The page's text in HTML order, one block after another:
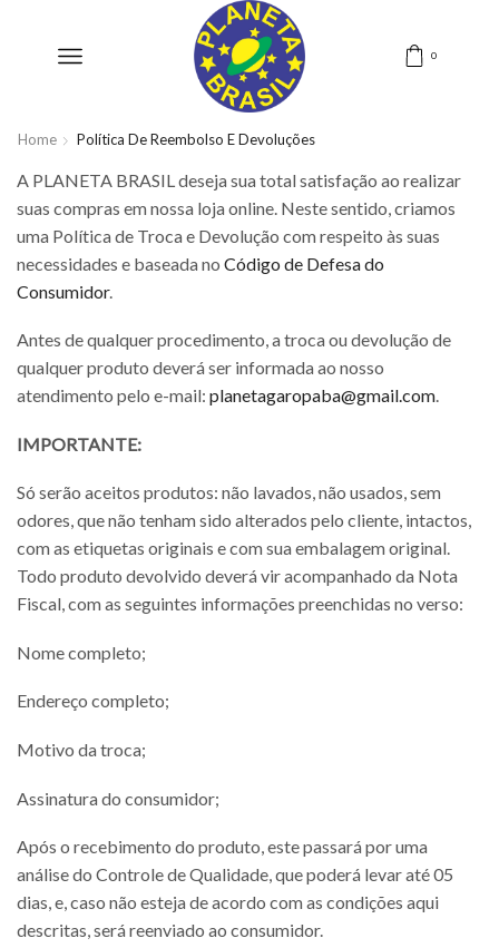
0
Home Política De Reembolso E Devoluções
A PLANETA BRASIL deseja sua total satisfação ao realizar
suas compras em nossa loja online. Neste sentido, criamos
uma Política de Troca e Devolução com respeito às suas
necessidades e baseada no Código de Defesa do
Consumidor.
Antes de qualquer procedimento, a troca ou devolução de
qualquer produto deverá ser informada ao nosso
atendimento pelo e-mail: planetagaropaba@gmail.com.
IMPORTANTE:
Só serão aceitos produtos: não lavados, não usados, sem
odores, que não tenham sido alterados pelo cliente, intactos,
com as etiquetas originais e com sua embalagem original.
Todo produto devolvido deverá vir acompanhado da Nota
Fiscal, com as seguintes informações preenchidas no verso:
Nome completo;
Endereço completo;
Motivo da troca;
Assinatura do consumidor;
Após o recebimento do produto, este passará por uma
análise do Controle de Qualidade, que poderá levar até 05
dias, e, caso não esteja de acordo com as condições aqui
descritas, será reenviado ao consumidor.